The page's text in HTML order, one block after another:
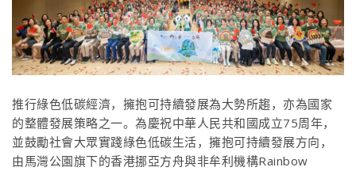
推行綠色低碳經濟，擁抱可持續發展為大勢所趨，亦為國家
的整體發展策略之一。為慶祝中華人民共和國成立75周年，
並鼓勵社會大眾實踐綠色低碳生活，擁抱可持續發展方向，
由馬灣公園旗下的香港挪亞方舟與非牟利機構Rainbow